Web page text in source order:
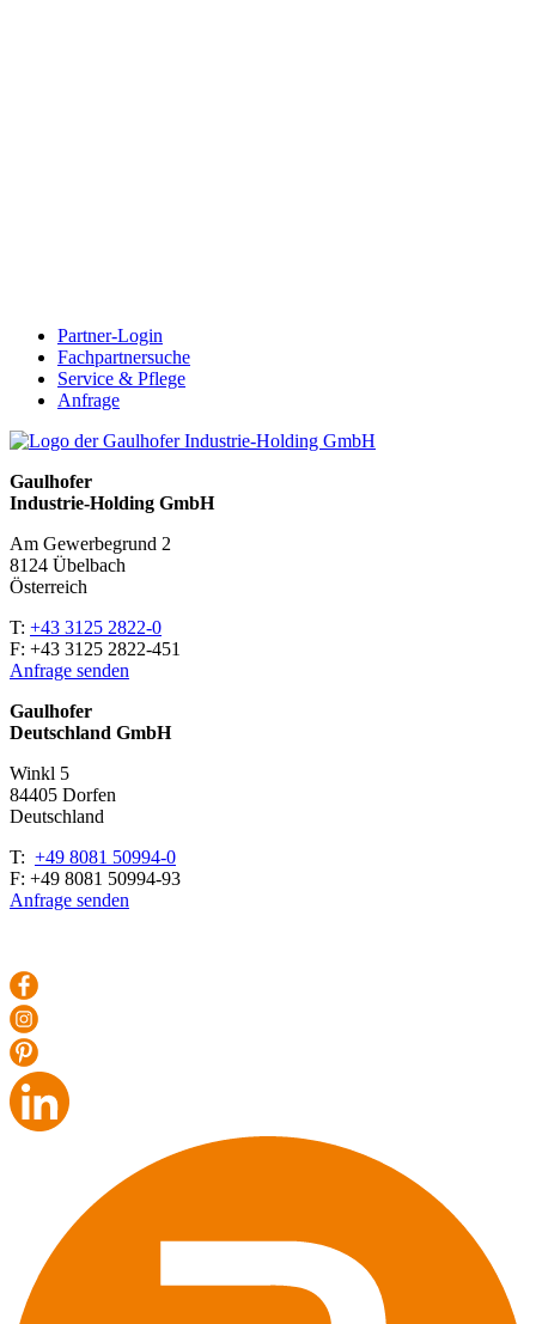
Partner-Login
Fachpartnersuche
Service & Pflege
Anfrage
Gaulhofer
Industrie-Holding GmbH
Am Gewerbegrund 2
8124 Übelbach
Österreich
T: +43 3125 2822-0
F: +43 3125 2822-451
Anfrage senden
Gaulhofer
Deutschland GmbH
Winkl 5
84405 Dorfen
Deutschland
T: +49 8081 50994-0
F: +49 8081 50994-93
Anfrage senden